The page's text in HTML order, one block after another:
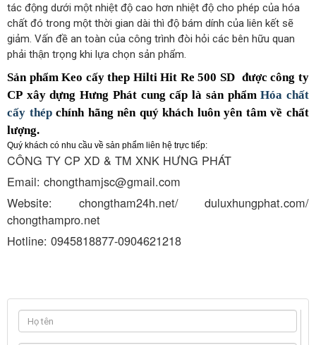
tác động dưới một nhiệt độ cao hơn nhiệt độ cho phép của hóa
chất đó trong một thời gian dài thì độ bám dính của liên kết sẽ
giảm. Vấn đề an toàn của công trình đòi hỏi các bên hữu quan
phải thận trọng khi lựa chọn sản phẩm.
Sản phẩmKeo cấy thep Hilti Hit Re 500 SD được công ty
CP xây dựng Hưng Phát cung cấp là sản phẩmHóa chất
cấy thépchính hãng nên quý khách luôn yên tâm về chất
lượng.
Quý khách có nhu cầu về sản phẩm liên hệ trực tiếp:
CÔNG TY CP XD & TM XNK HƯNG PHÁT
Email: chongthamjsc@gmail.com
Website: chongtham24h.net/ duluxhungphat.com/
chongthampro.net
Hotline: 0945818877-0904621218